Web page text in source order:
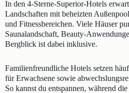
In den 4-Sterne-Superior-Hotels
Landschaften mit beheizten
und Fitnessbereichen. Viele Häuser
Saunalandschaft, Beauty-
Bergblick ist dabei inklusive.
Familienfreundliche Hotels setzen
für Erwachsene sowie
So kannst du entspannen, während